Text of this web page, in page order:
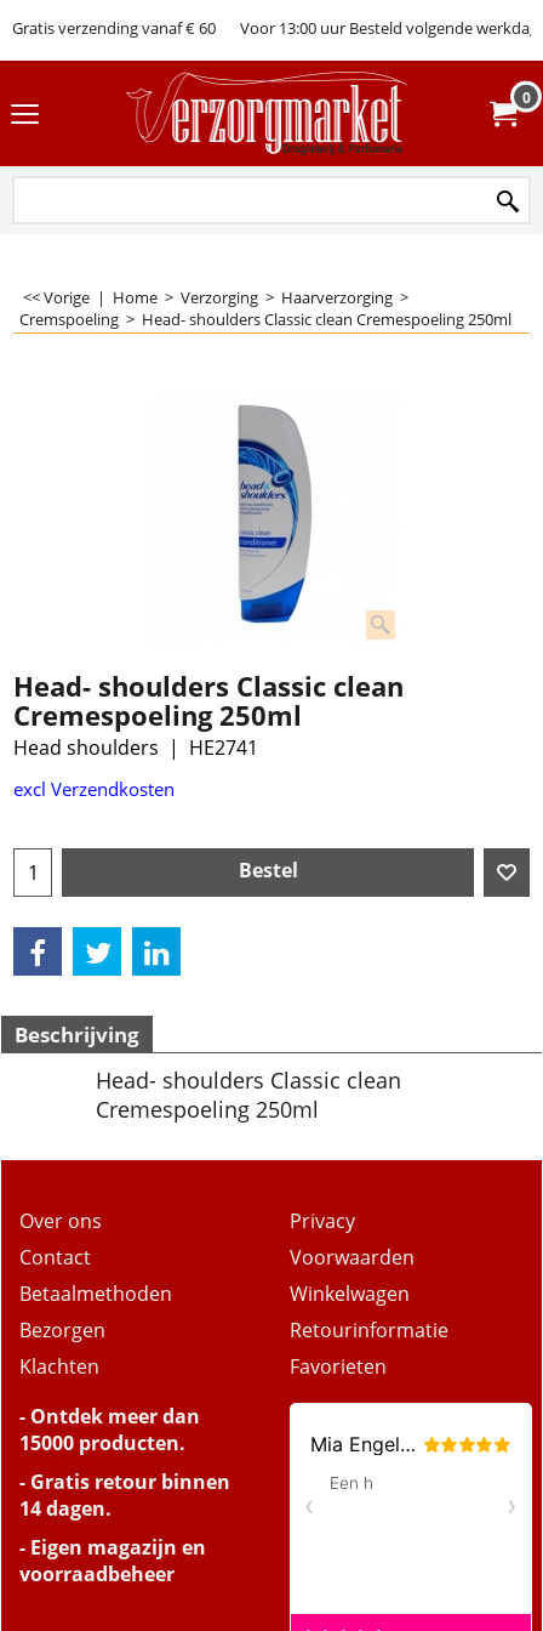
Gratis verzending vanaf € 60 Voor 13:00 uur Besteld volgende werkdag
0
<< Vorige | Home > Verzorging > Haarverzorging >
Cremspoeling > Head- shoulders Classic clean Cremespoeling 250ml
Head- shoulders Classic clean
Cremespoeling 250ml
Head shoulders HE2741
excl Verzendkosten
Bestel
Beschrijving
Head- shoulders Classic clean
Cremespoeling 250ml
Over ons
Contact
Betaalmethoden
Bezorgen
Klachten
Privacy
Voorwaarden
Winkelwagen
Retourinformatie
Favorieten
- Ontdek meer dan
15000 producten.
- Gratis retour binnen
14 dagen.
- Eigen magazijn en
voorraadbeheer